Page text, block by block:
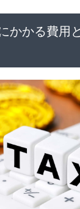
かかる費用